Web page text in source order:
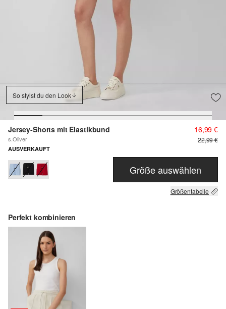
So stylst du den Look
Jersey-Shorts mit Elastikbund
s.Oliver
16,99 €
22,99 €
AUSVERKAUFT
Größe auswählen
Größentabelle
Perfekt kombinieren